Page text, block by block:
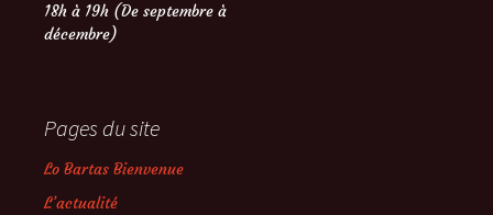
18h à 19h (De septembre à
décembre)
Pages du site
Lo Bartas Bienvenue
L’actualité